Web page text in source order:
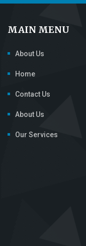
MAIN MENU
About Us
Home
Contact Us
About Us
Our Services